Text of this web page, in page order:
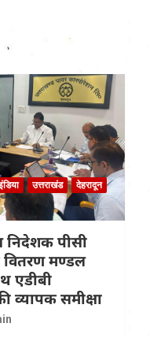
उत्तराखंड
देहरादून
निदेशक पीसी
वितरण मण्डल
एडीबी
व्यापक समीक्षा